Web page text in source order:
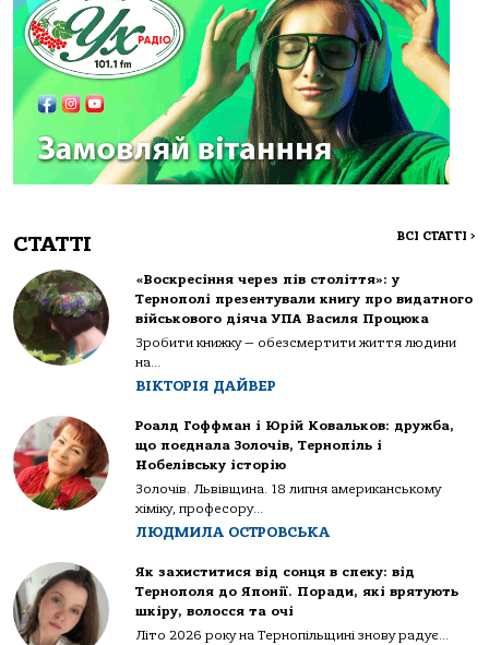
СТАТТІ ВСІ СТАТТІ >
«Воскресіння через пів століття»: у
Тернополі презентували книгу про видатного
військового діяча УПА Василя Процюка
Зробити книжку — обезсмертити життя людини
на...
ВІКТОРІЯ ДАЙВЕР
Роалд Гоффман і Юрій Ковальков: дружба,
що поєднала Золочів, Тернопіль і
Нобелівську історію
Золочів. Львівщина. 18 липня американському
хіміку, професору...
ЛЮДМИЛА ОСТРОВСЬКА
Як захиститися від сонця в спеку: від
Тернополя до Японії. Поради, які врятують
шкіру, волосся та очі
Літо 2026 року на Тернопільщині знову радує...